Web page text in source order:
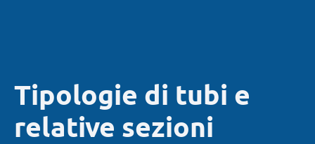
Tipologie di tubi e
relative sezioni